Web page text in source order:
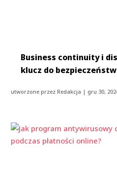
Business continuity i
klucz do
utworzone przezRedakcja | gru 30,